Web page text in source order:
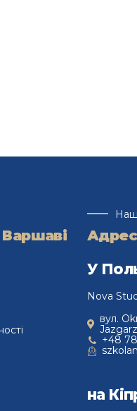
Великій
іншій країні — уже
для багатьох
У
Nova
вул.
+48
на